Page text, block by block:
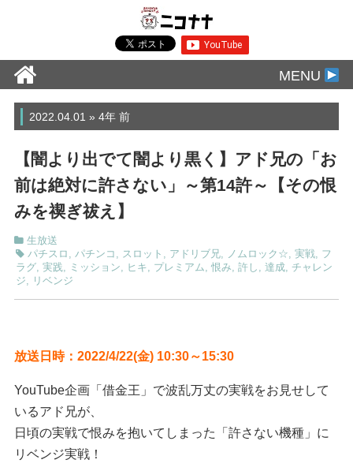
MENU
2022.04.01 » 4年 前
【闇より出でて闇より黒く】アド兄の「お
前は絶対に許さない」～第14許～【その恨
みを禊ぎ祓え】
生放送
パチスロ
パチンコ スロット アドリブ兄, ノムロック☆ 実戦, フ
ラグ, 実践 ミッション ヒキ プレミアム 恨み 許し 達成, チャレン
ジ
リベンジ
放送日時：2022/4/22(金) 10:30～15:30
YouTube企画「借金王」で波乱万丈の実戦をお見せして
いるアド兄が、
日頃の実戦で恨みを抱いてしまった「許さない機種」に
リベンジ実戦！